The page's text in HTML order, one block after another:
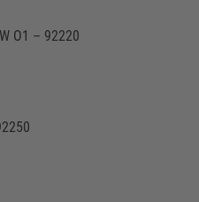
O1 – 92220